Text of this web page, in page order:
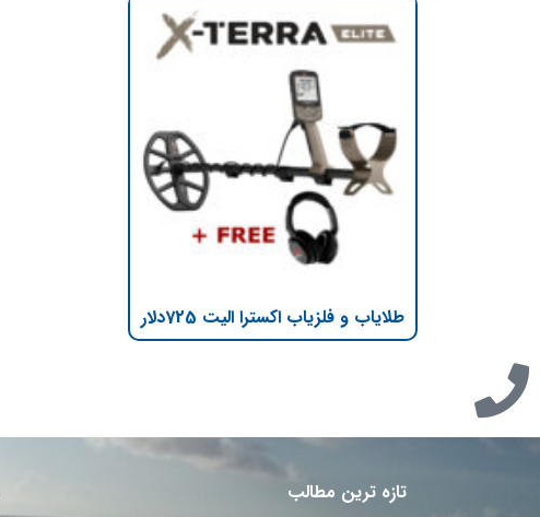
طلایاب و فلزیاب اکسترا الیت 725دلار
تازه ترین مطالب